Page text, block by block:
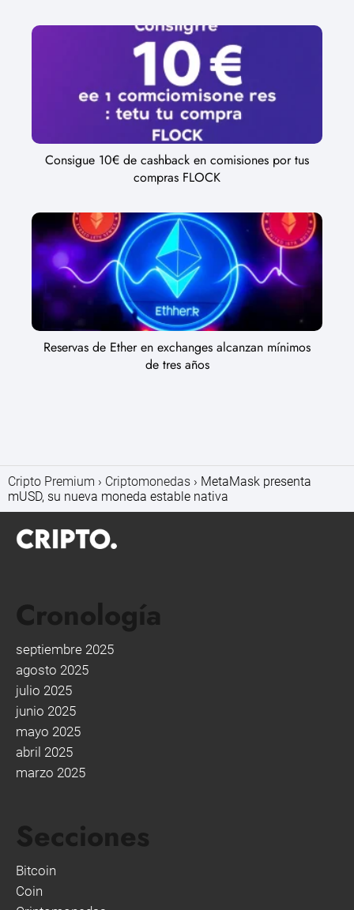
Consigue 10€ de cashback en comisiones por tus
compras FLOCK
Reservas de Ether en exchanges alcanzan mínimos
de tres años
Cripto Premium Criptomonedas
MetaMask presenta
mUSD, su nueva moneda estable nativa
Cronología
septiembre 2025
agosto 2025
julio 2025
junio 2025
mayo 2025
abril 2025
marzo 2025
Secciones
Bitcoin
Coin